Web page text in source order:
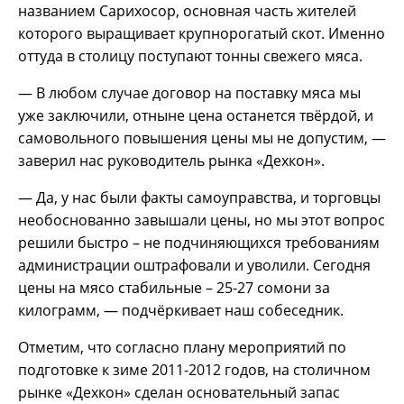
названием Сарихосор, основная часть жителей
которого выращивает крупнорогатый скот. Именно
оттуда в столицу поступают тонны свежего мяса.
— В любом случае договор на поставку мяса мы
уже заключили, отныне цена останется твёрдой, и
самовольного повышения цены мы не допустим, —
заверил нас руководитель рынка «Дехкон».
— Да, у нас были факты самоуправства, и торговцы
необоснованно завышали цены, но мы этот вопрос
решили быстро – не подчиняющихся требованиям
администрации оштрафовали и уволили. Сегодня
цены на мясо стабильные – 25-27 сомони за
килограмм, — подчёркивает наш собеседник.
Отметим, что согласно плану мероприятий по
подготовке к зиме 2011-2012 годов, на столичном
рынке «Дехкон» сделан основательный запас